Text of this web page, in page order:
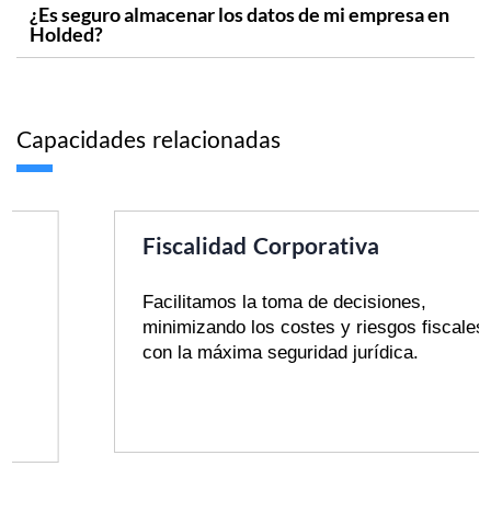
¿Es seguro almacenar los datos de mi empresa en
Holded?
Capacidades relacionadas
Fiscalidad Corporativa
Facilitamos la toma de decisiones,
minimizando los costes y riesgos fiscales
con la máxima seguridad jurídica.